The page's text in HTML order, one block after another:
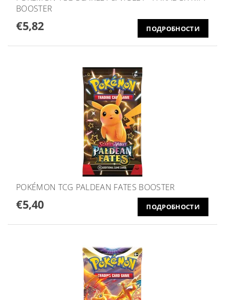
BOOSTER
€5,82 ПОДРОБНОСТИ
POKÉMON TCG PALDEAN FATES BOOSTER
€5,40 ПОДРОБНОСТИ